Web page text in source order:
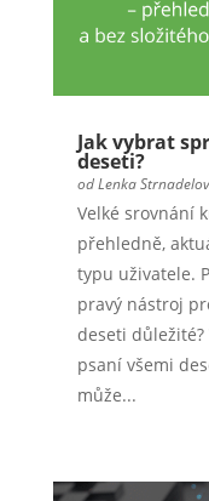
Jak vybrat
deseti?
odLenka
Velké srovnání
přehledně,
typu uživatele.
pravý nástroj
deseti
psaní všemi
může...